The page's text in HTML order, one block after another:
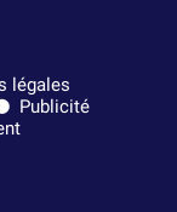
légales
Publicité